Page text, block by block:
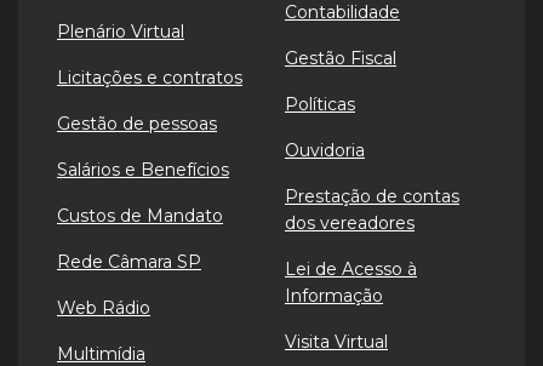
Plenário Virtual
Licitações e contratos
Gestão de pessoas
Salários e Benefícios
Custos de Mandato
Rede Câmara SP
Web Rádio
Multimídia
Contabilidade
Gestão Fiscal
Políticas
Ouvidoria
Prestação de contas
dos vereadores
Lei de Acesso à
Informação
Visita Virtual